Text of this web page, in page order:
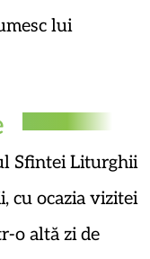
lui
Sfintei Liturghii
cu ocazia vizitei
o altă zi de